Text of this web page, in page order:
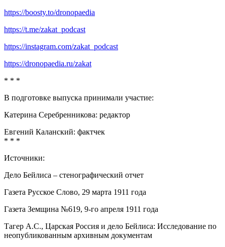
https://boosty.to/dronopaedia
https://t.me/zakat_podcast
https://instagram.com/zakat_podcast
https://dronopaedia.ru/zakat
* * *
В подготовке выпуска принимали участие:
Катерина Серебренникова: редактор
Евгений Каланский: фактчек
* * *
Источники:
Дело Бейлиса – стенографический отчет
Газета Русское Слово, 29 марта 1911 года
Газета Земщина №619, 9-го апреля 1911 года
Тагер А.С., Царская Россия и дело Бейлиса: Исследование по
неопубликованным архивным документам